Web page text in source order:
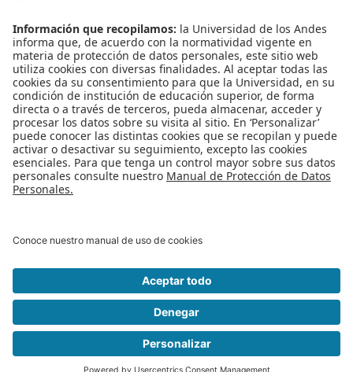
BCOM-4103
4 créditos
Estadística en biología computacional
BCOM-4104
4 créditos
Herramientas del Ebi para la Búsqueda y Analisis de Datos Biologicos
BCOM-4105
4 créditos
Heramientas computacionales para ingeniería metabólica
BCOM-4106
BCOM-4107